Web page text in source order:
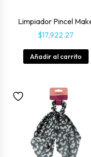
Limpiador Pincel
$17,922.27
Añadir al carrito